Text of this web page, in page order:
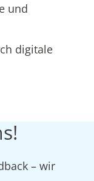
und
digitale
– wir